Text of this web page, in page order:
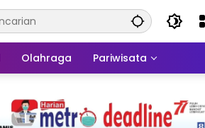
Olahraga Pariwisata